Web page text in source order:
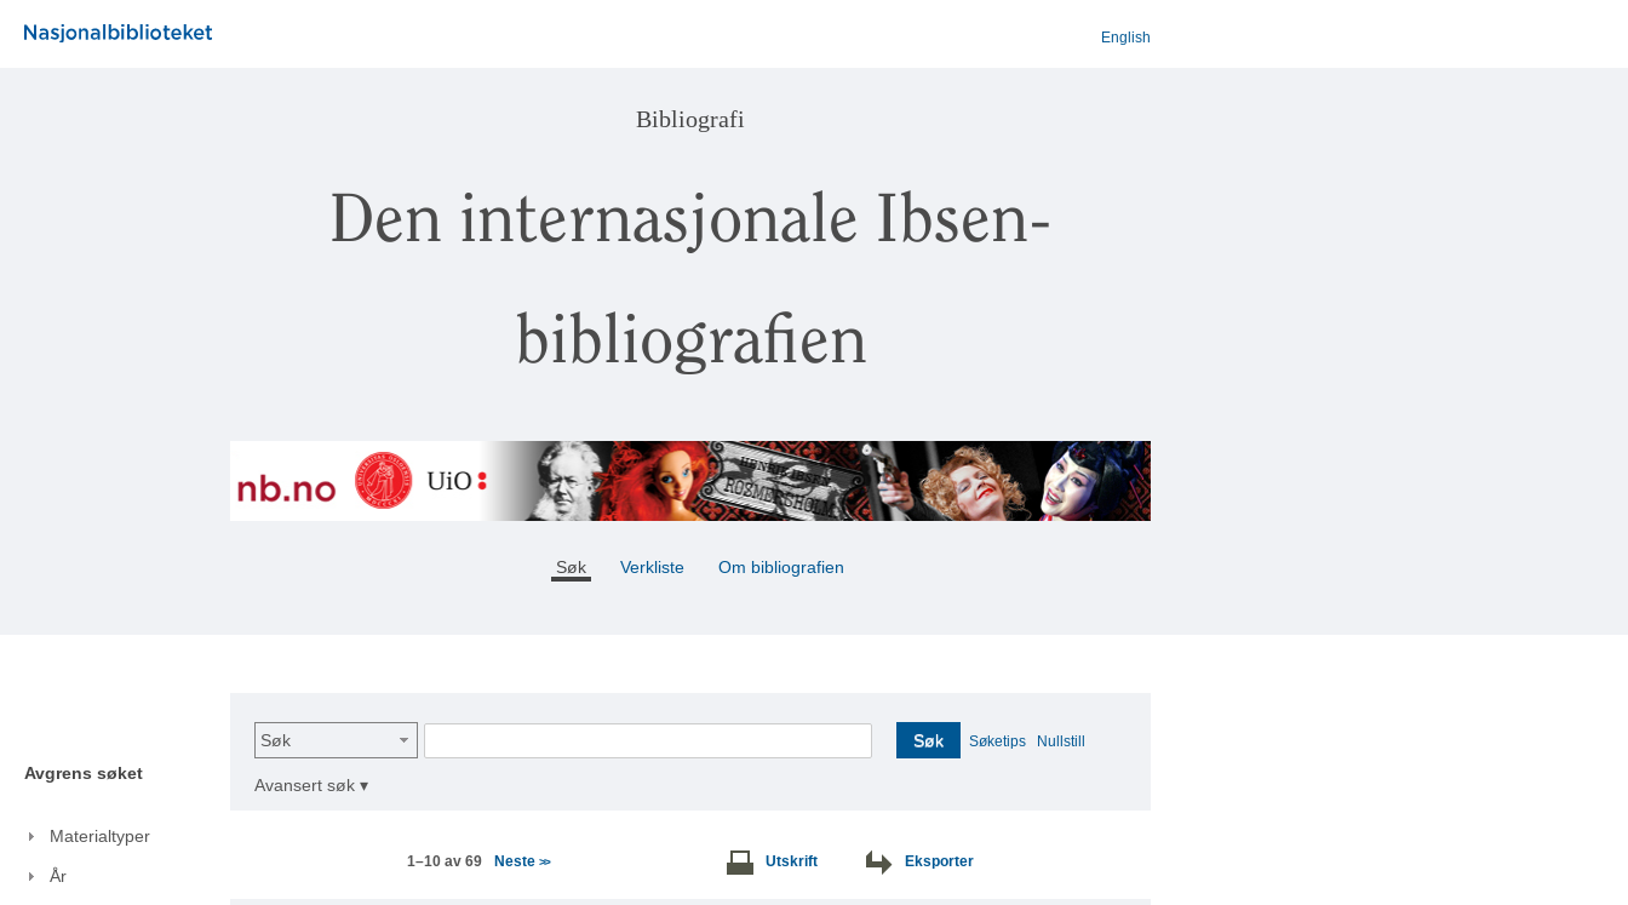
English
Bibliografi
Den internasjonale Ibsen-
bibliografien
Søk Verkliste Om bibliografien
Avgrens søket
Materialtyper
År
Søk Søk Søketips Nullstill
Avansert søk ▾
1–10 av 69 Neste>> Utskrift Eksporter